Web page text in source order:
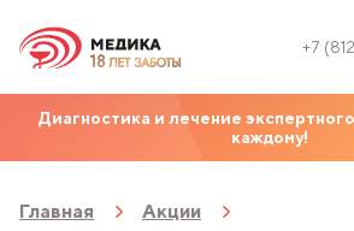
+7
Диагностика и лечение
каждому!
Главная
Акции